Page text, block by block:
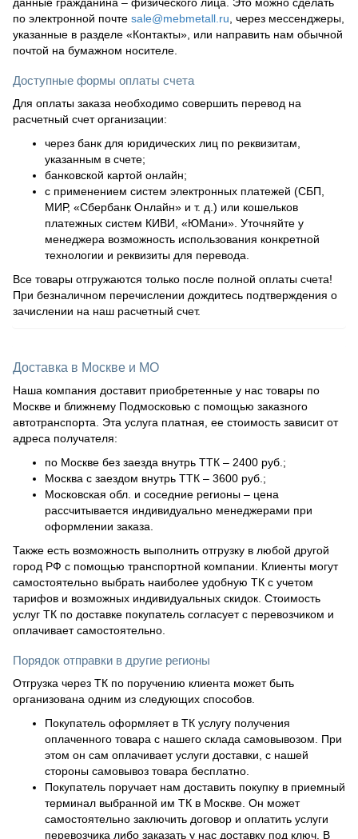
по электронной почте sale@mebmetall.ru , через мессенджеры,
указанные в разделе «Контакты», или направить нам обычной
почтой на бумажном носителе.
Доступные формы оплаты счета
Для оплаты заказа необходимо совершить перевод на
расчетный счет организации:
через банк для юридических лиц по реквизитам,
указанным в счете;
банковской картой онлайн;
с применением систем электронных платежей (СБП,
МИР, «Сбербанк Онлайн» и т. д.) или кошельков
платежных систем КИВИ, «ЮМани». Уточняйте у
менеджера возможность использования конкретной
технологии и реквизиты для перевода.
Все товары отгружаются только после полной оплаты счета!
При безналичном перечислении дождитесь подтверждения о
зачислении на наш расчетный счет.
Доставка в Москве и МО
Наша компания доставит приобретенные у нас товары по
Москве и ближнему Подмосковью с помощью заказного
автотранспорта. Эта услуга платная, ее стоимость зависит от
адреса получателя:
по Москве без заезда внутрь ТТК – 2400 руб.;
Москва с заездом внутрь ТТК – 3600 руб.;
Московская обл. и соседние регионы – цена
рассчитывается индивидуально менеджерами при
оформлении заказа.
Также есть возможность выполнить отгрузку в любой другой
город РФ с помощью транспортной компании. Клиенты могут
самостоятельно выбрать наиболее удобную ТК с учетом
тарифов и возможных индивидуальных скидок. Стоимость
услуг ТК по доставке покупатель согласует с перевозчиком и
оплачивает самостоятельно.
Порядок отправки в другие регионы
Отгрузка через ТК по поручению клиента может быть
организована одним из следующих способов.
Покупатель оформляет в ТК услугу получения
оплаченного товара с нашего склада самовывозом. При
этом он сам оплачивает услуги доставки, с нашей
стороны самовывоз товара бесплатно.
Покупатель поручает нам доставить покупку в приемный
терминал выбранной им ТК в Москве. Он может
самостоятельно заключить договор и оплатить услуги
перевозчика либо заказать у нас доставку под ключ. В